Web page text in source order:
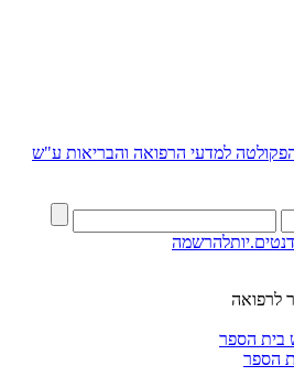
למדעי הרפואה והבריאות ע"ש
להרשמה
לרפואה
בית הספר
הספר